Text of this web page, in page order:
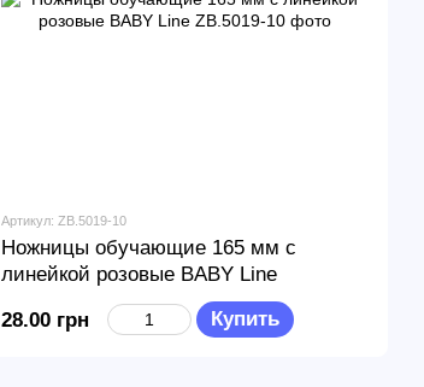
Артикул: ZB.5019-10
Ножницы обучающие 165 мм с
линейкой розовые BABY Line
28.00 грн Купить